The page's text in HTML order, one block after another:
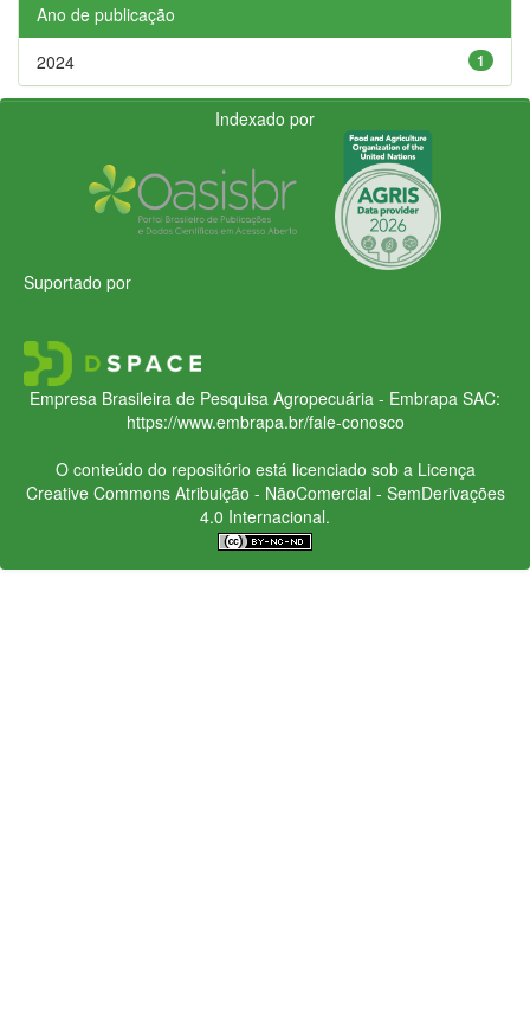
Ano de publicação
1
2024
Indexado por
Suportado por
Empresa Brasileira de Pesquisa Agropecuária - Embrapa SAC:
https://www.embrapa.br/fale-conosco
O conteúdo do repositório está licenciado sob a Licença
Creative CommonsAtribuição - NãoComercial - SemDerivações
4.0 Internacional.